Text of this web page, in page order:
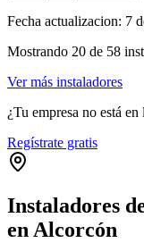
Fecha actualizacion: 7
Mostrando 20 de 58
Ver más instaladores
¿Tu empresa no está en
Regístrate gratis
Instaladores
en Alcorcón